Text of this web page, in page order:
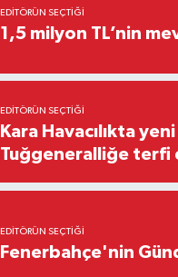
EDITÖRÜN SEÇTIĞI
1,5 milyon TL’nin
EDITÖRÜN SEÇTIĞI
Kara Havacılıkta
Tuğgeneralliğe terfi
EDITÖRÜN SEÇTIĞI
Fenerbahçe'nin